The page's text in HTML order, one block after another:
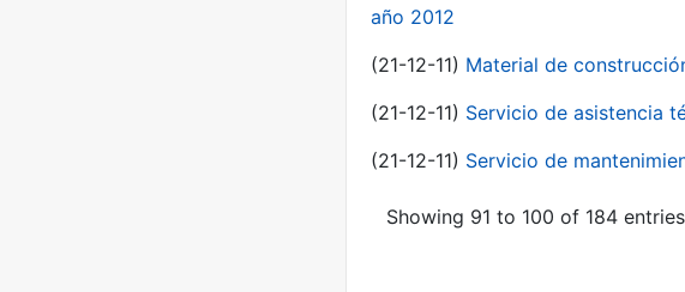
año 2012
(21-12-11) Material de
(21-12-11) Servicio de asistencia
(21-12-11) Servicio de
Showing 91 to 100 of 184